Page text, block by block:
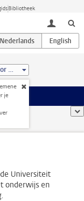
Bibliotheek
toggle
Leiden Academic Centre for Drug Research (LACDR)
je
Universiteit
onderwijs en